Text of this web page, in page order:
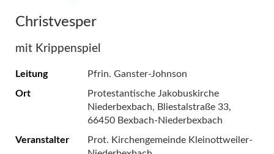
Christvesper
mit Krippenspiel
Leitung
Pfrin. Ganster-Johnson
Ort
Protestantische Jakobuskirche
Niederbexbach, Bliestalstraße 33,
66450 Bexbach-Niederbexbach
Veranstalter
Prot. Kirchengemeinde Kleinottweiler-